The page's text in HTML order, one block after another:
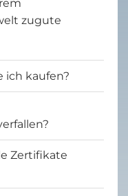
zugute
ich kaufen?
Zertifikate